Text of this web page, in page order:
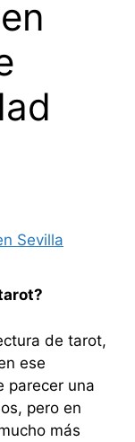
Sevilla
de tarot,
ese
parecer una
pero en
más